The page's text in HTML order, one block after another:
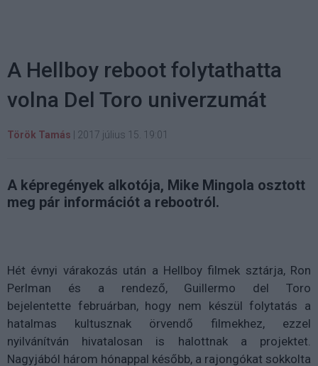
A Hellboy reboot folytathatta
volna Del Toro univerzumát
Török Tamás 2017 július 15. 19:01
A képregények alkotója, Mike Mingola osztott
meg pár információt a rebootról.
Hét évnyi várakozás után a Hellboy filmek sztárja, Ron
Perlman és a rendező, Guillermo del Toro
bejelentette februárban, hogy nem készül folytatás a
hatalmas kultusznak örvendő filmekhez, ezzel
nyilvánítván hivatalosan is halottnak a projektet.
Nagyjából három hónappal később, a rajongókat sokkolta